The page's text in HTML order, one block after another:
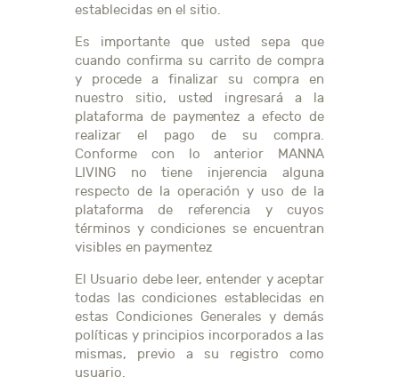
establecidas en el sitio.
Es importante que usted sepa que
cuando confirma su carrito de compra
y procede a finalizar su compra en
nuestro sitio, usted ingresará a la
plataforma de paymentez a efecto de
realizar el pago de su compra.
Conforme con lo anterior MANNA
LIVING no tiene injerencia alguna
respecto de la operación y uso de la
plataforma de referencia y cuyos
términos y condiciones se encuentran
visibles en paymentez
El Usuario debe leer, entender y aceptar
todas las condiciones establecidas en
estas Condiciones Generales y demás
políticas y principios incorporados a las
mismas, previo a su registro como
usuario.